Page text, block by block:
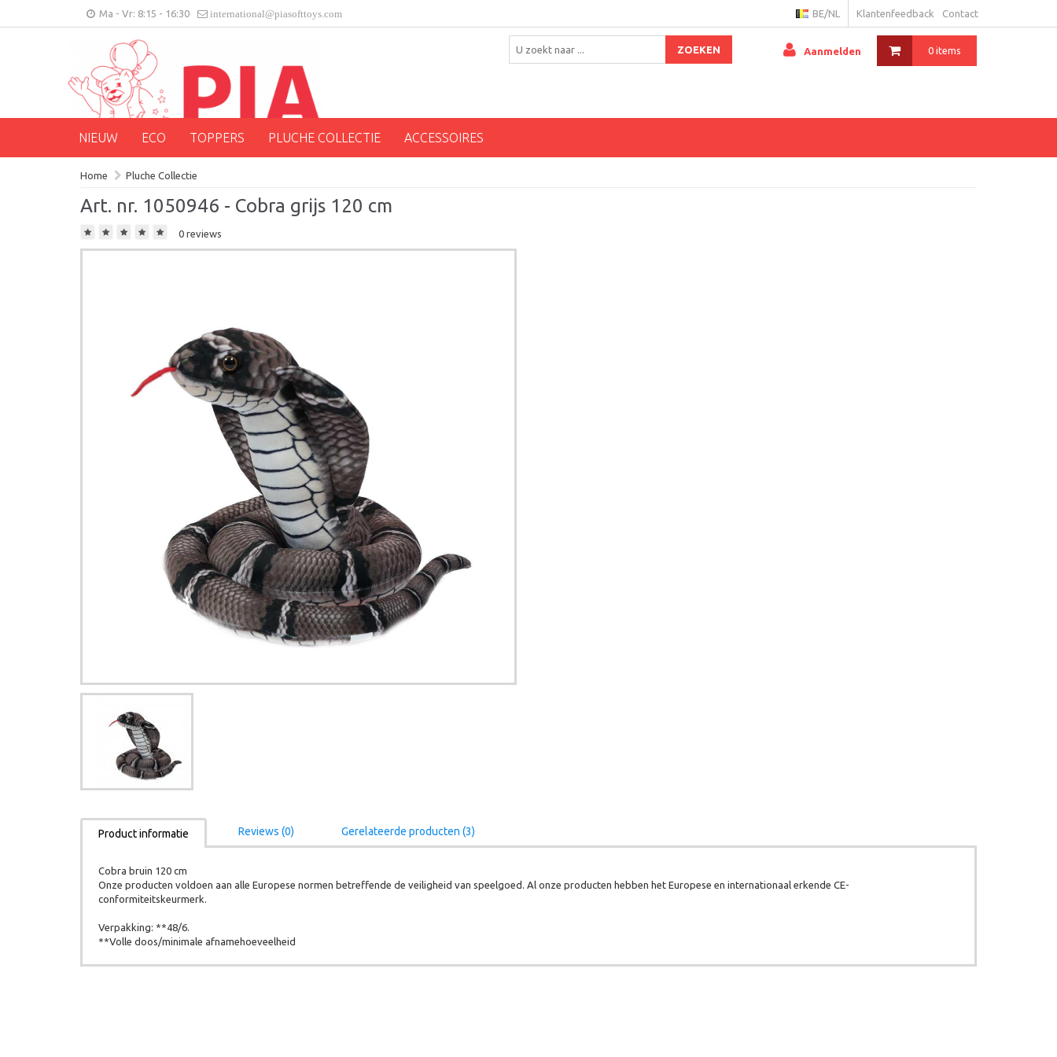
Ma - Vr: 8:15 - 16:30 international@piasofttoys.com Klantenfeedback Contact
BE/NL
0 items
Aanmelden
ZOEKEN
NIEUW ECO TOPPERS PLUCHE COLLECTIE ACCESSOIRES
Home Pluche Collectie
Art. nr. 1050946 - Cobra grijs 120 cm
0 reviews
Product informatie Reviews (0) Gerelateerde producten (3)
Cobra bruin 120 cm
Onze producten voldoen aan alle Europese normen betreffende de veiligheid van speelgoed. Al onze producten hebben het Europese en internationaal erkende CE-
conformiteitskeurmerk.
Verpakking: **48/6.
**Volle doos/minimale afnamehoeveelheid